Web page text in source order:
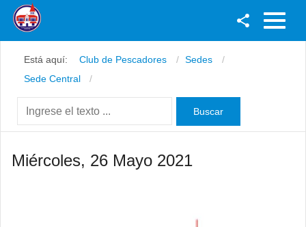
Youtube
Instagram
Está aquí: Club de Pescadores
Sedes
Sede Central
Miércoles, 26 Mayo 2021